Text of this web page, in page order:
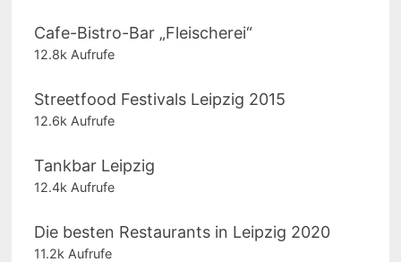
Cafe-Bistro-Bar „Fleischerei“
12.8k Aufrufe
Streetfood Festivals Leipzig 2015
12.6k Aufrufe
Tankbar Leipzig
12.4k Aufrufe
Die besten Restaurants in Leipzig 2020
11.2k Aufrufe